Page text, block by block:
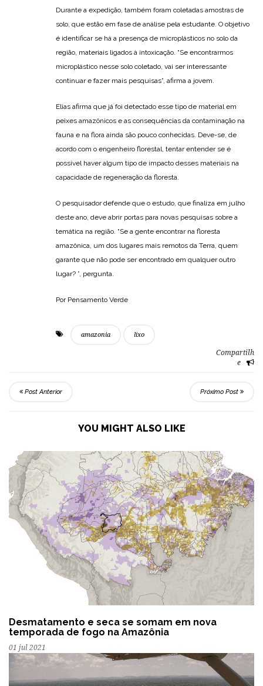
Durante a expedição, também foram coletadas amostras de
solo, que estão em fase de análise pela estudante. O objetivo
é identificar se há a presença de microplásticos no solo da
região, materiais ligados à intoxicação. “Se encontrarmos
microplástico nesse solo coletado, vai ser interessante
continuar e fazer mais pesquisas”, afirma a jovem.
Elias afirma que já foi detectado esse tipo de material em
peixes amazônicos e as consequências da contaminação na
fauna e na flora ainda são pouco conhecidas. Deve-se, de
acordo com o engenheiro florestal, tentar entender se é
possível haver algum tipo de impacto desses materiais na
capacidade de regeneração da floresta.
O pesquisador defende que o estudo, que finaliza em julho
deste ano, deve abrir portas para novas pesquisas sobre a
temática na região. “Se a gente encontrar na floresta
amazônica, um dos lugares mais remotos da Terra, quem
garante que não pode ser encontrado em qualquer outro
lugar? ”, pergunta.
Por Pensamento Verde
amazonia lixo
Compartilh
e
Post Anterior Próximo Post
YOU MIGHT ALSO LIKE
Desmatamento e seca se somam em nova
temporada de fogo na Amazônia
01 jul 2021